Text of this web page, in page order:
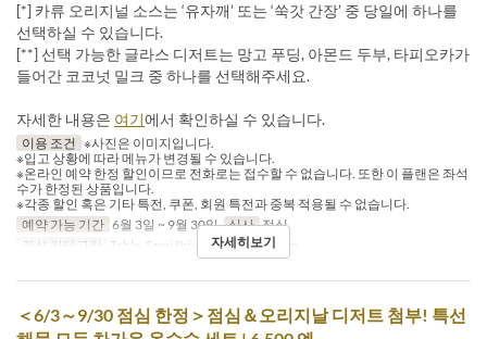
[*] 카류 오리지널 소스는 ‘유자깨’ 또는 ‘쑥갓 간장’ 중 당일에 하나를
선택하실 수 있습니다.
[**] 선택 가능한 글라스 디저트는 망고 푸딩, 아몬드 두부, 타피오카가
들어간 코코넛 밀크 중 하나를 선택해주세요.
자세한 내용은 여기에서 확인하실 수 있습니다.
이용 조건 ※사진은 이미지입니다.
※입고 상황에 따라 메뉴가 변경될 수 있습니다.
※온라인 예약 한정 할인이므로 전화로는 접수할 수 없습니다. 또한 이 플랜은 좌석
수가 한정된 상품입니다.
※각종 할인 혹은 기타 특전, 쿠폰, 회원 특전과 중복 적용될 수 없습니다.
예약 가능 기간 6월 3일 ~ 9월 30일 식사 점심
좌석 카테고리
Table, Semi Private, Private Room
자세히보기
＜6/3～9/30 점심 한정＞점심＆오리지날 디저트 첨부! 특선